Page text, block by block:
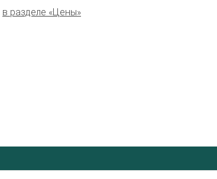
в разделе «Цены»